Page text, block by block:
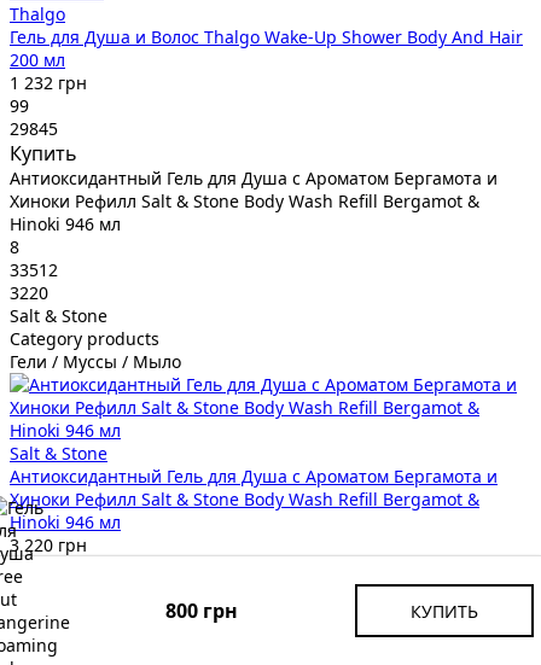
800 грн КУПИТЬ
Thalgo
Гель для Душа и Волос Thalgo Wake-Up Shower Body And Hair
200 мл
1 232 грн
99
29845
Купить
Антиоксидантный Гель для Душа с Ароматом Бергамота и
Хиноки Рефилл Salt & Stone Body Wash Refill Bergamot &
Hinoki 946 мл
8
33512
3220
Salt & Stone
Category products
Гели / Муссы / Мыло
Salt & Stone
Антиоксидантный Гель для Душа с Ароматом Бергамота и
Хиноки Рефилл Salt & Stone Body Wash Refill Bergamot &
Hinoki 946 мл
3 220 грн
99
33512
Купить
Гель для Душа и Пена для Ванны Аромат №2 Розовый Перец